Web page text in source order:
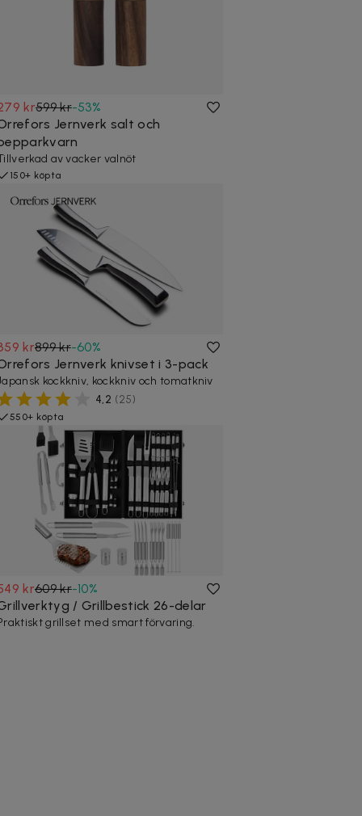
kr599 kr-53%
Jernverk salt och
av vacker valnöt
150+ köpta
kr899 kr-60%
Jernverk knivset i 3-pack
kockkniv, kockkniv och tomatkniv
4,2 (25)
550+ köpta
kr609 kr-10%
/ Grillbestick 26-delar
grillset med smart förvaring.